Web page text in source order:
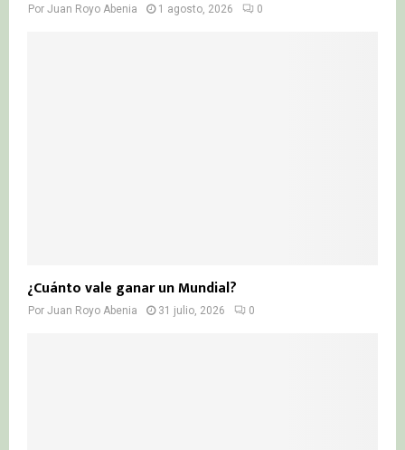
Por Juan Royo Abenia 1 agosto, 2026 0
¿Cuánto vale ganar un Mundial?
Por Juan Royo Abenia 31 julio, 2026 0